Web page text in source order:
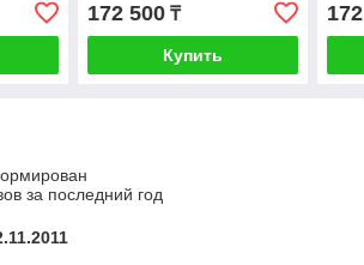
172 500₸
Купить
за последний год